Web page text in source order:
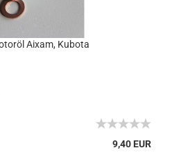
Aixam, Kubota
9,40 EUR